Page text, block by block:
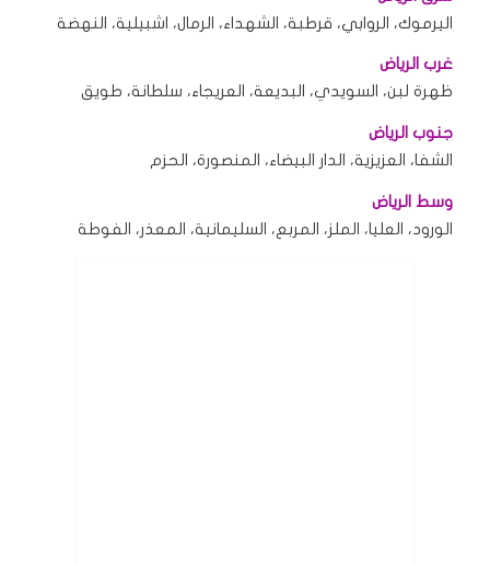
اليرموك، الروابي، قرطبة، الشهداء، الرمال، اشبيلية، النهضة
غرب الرياض
ظهرة لبن، السويدي، البديعة، العريجاء، سلطانة، طويق
جنوب الرياض
الشفا، العزيزية، الدار البيضاء، المنصورة، الحزم
وسط الرياض
الورود، العليا، الملز، المربع، السليمانية، المعذر، الفوطة